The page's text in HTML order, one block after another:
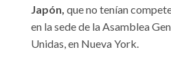
Japón, que no tenían
en la sede de la Asamblea
Unidas, en Nueva York.